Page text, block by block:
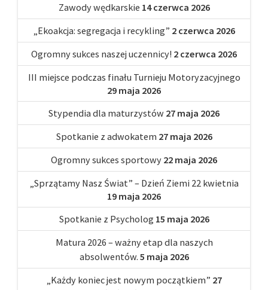
Zawody wędkarskie 14 czerwca 2026
„Ekoakcja: segregacja i recykling” 2 czerwca 2026
Ogromny sukces naszej uczennicy! 2 czerwca 2026
III miejsce podczas finału Turnieju Motoryzacyjnego
29 maja 2026
Stypendia dla maturzystów 27 maja 2026
Spotkanie z adwokatem 27 maja 2026
Ogromny sukces sportowy 22 maja 2026
„Sprzątamy Nasz Świat” – Dzień Ziemi 22 kwietnia
19 maja 2026
Spotkanie z Psycholog 15 maja 2026
Matura 2026 – ważny etap dla naszych
absolwentów. 5 maja 2026
„Każdy koniec jest nowym początkiem” 27